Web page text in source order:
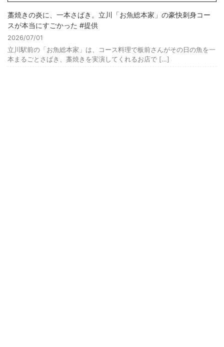
藁焼きの炎に、一本さばき。立川「お魚総本家」の豪快刺身コー
スが本当にすごかった #提供
2026/07/01
立川駅前の「お魚総本家」は、コース料理で板前さんがその日の魚を一
本まるごとさばき、藁焼きを実演してくれるお店で […]